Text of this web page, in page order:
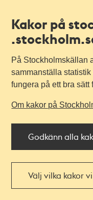
Kakor på
På Stockholmskällan
sammanställa
fungera på ett bra sätt
Om kakor på
Godkänn alla
Välj vilka kakor